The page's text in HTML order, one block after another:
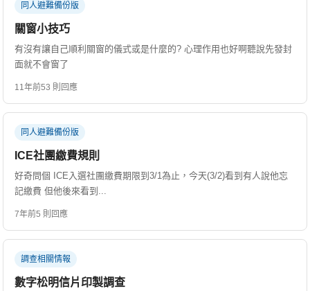
同人避難備份版
關窗小技巧
有沒有讓自己順利關窗的儀式或是什麼的? 心理作用也好啊聽說先發封
面就不會窗了
11年前53 則回應
同人避難備份版
ICE社團繳費規則
好奇問個 ICE入選社團繳費期限到3/1為止，今天(3/2)看到有人說他忘
記繳費 但他後來看到...
7年前5 則回應
調查相關情報
數字松明信片印製調查